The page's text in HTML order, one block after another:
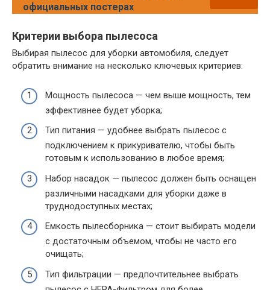
официальных постерах
Критерии выбора пылесоса
Выбирая пылесос для уборки автомобиля, следует
обратить внимание на несколько ключевых критериев:
Мощность пылесоса — чем выше мощность, тем
эффективнее будет уборка;
Тип питания — удобнее выбрать пылесос с
подключением к прикуривателю, чтобы быть
готовым к использованию в любое время;
Набор насадок — пылесос должен быть оснащен
различными насадками для уборки даже в
труднодоступных местах;
Емкость пылесборника — стоит выбирать модели
с достаточным объемом, чтобы не часто его
очищать;
Тип фильтрации — предпочтительнее выбрать